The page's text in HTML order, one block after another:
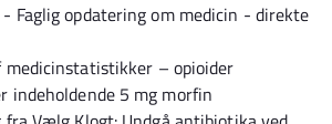
- Faglig opdatering om medicin - direkte
medicinstatistikker – opioider
indeholdende 5 mg morfin